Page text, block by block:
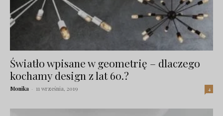
Światło wpisane w geometrię – dlaczego
kochamy design z lat 60.?
Monika - 11 września, 2019 4